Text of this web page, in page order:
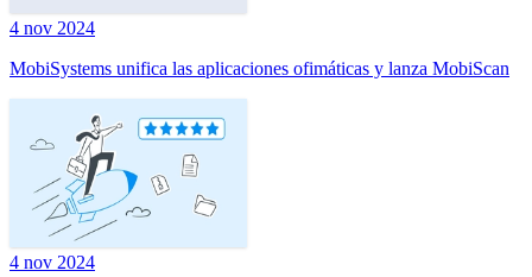
4 nov 2024
MobiSystems unifica las aplicaciones ofimáticas y lanza MobiScan
4 nov 2024